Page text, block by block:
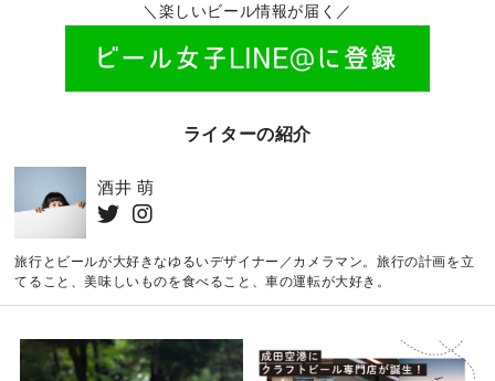
＼楽しいビール情報が届く／
ライターの紹介
酒井 萌
旅行とビールが大好きなゆるいデザイナー／カメラマン。旅行の計画を立
てること、美味しいものを食べること、車の運転が大好き。